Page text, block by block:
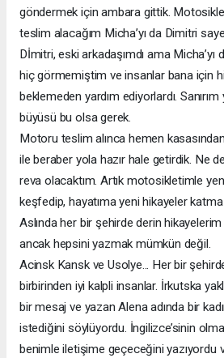
göndermek için ambara gittik.
teslim alacağım Micha’yı da Dimitri
Dİmitri, eski arkadaşımdı ama Micha’yı
hiç görmemiştim ve insanlar bana için
beklemeden yardım ediyorlardı.
büyüsü bu olsa gerek.
Motoru teslim alınca hemen
ile beraber yola hazır hale getirdik. Ne
reva olacaktım. Artık motosikletimle
keşfedip, hayatıma yeni hikayeler katma
Aslında her bir şehirde derin hikayelerim
ancak hepsini yazmak mümkün değil.
Acinsk Kansk ve Usolye... Her bir şehirde
birbirinden iyi kalpli insanlar. İrkutska
bir mesaj ve yazan Alena adında bir
istediğini söylüyordu. İngilizce’sinin
benimle iletişime geçeceğini yazıyordu